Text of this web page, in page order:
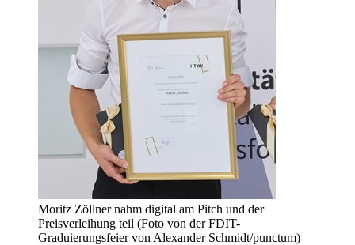
Moritz Zöllner nahm digital am Pitch und der
Preisverleihung teil (Foto von der FDIT-
Graduierungsfeier von Alexander Schmidt/punctum)